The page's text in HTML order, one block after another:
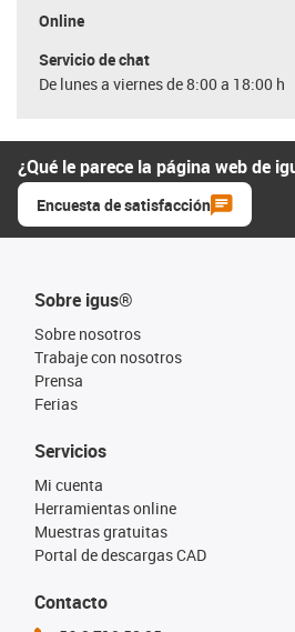
Online
Servicio de chat
De lunes a viernes de 8:00 a 18:00 h
¿Qué le parece la página web de
Encuesta de satisfacción
Sobre igus®
Sobre nosotros
Trabaje con nosotros
Prensa
Ferias
Servicios
Mi cuenta
Herramientas online
Muestras gratuitas
Portal de descargas CAD
Contacto